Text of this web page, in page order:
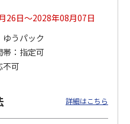
フタタイト
スンスン
税込)
八角形ステンレスマ
26日～2028年08月07日
ゆうパック
帯
指定可
不可
詳細はこちら